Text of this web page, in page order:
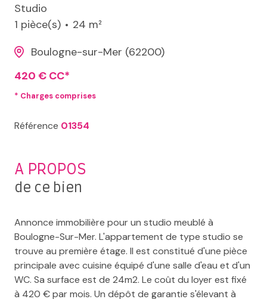
Studio
1 pièce(s)
24 m²
Boulogne-sur-Mer (62200)
420 € CC*
* Charges comprises
Référence 01354
A PROPOS
de ce bien
Annonce immobilière pour un studio meublé à
Boulogne-Sur-Mer. L'appartement de type studio se
trouve au première étage. Il est constitué d'une pièce
principale avec cuisine équipé d'une salle d'eau et d'un
WC. Sa surface est de 24m2. Le coût du loyer est fixé
à 420 € par mois. Un dépôt de garantie s'élevant à